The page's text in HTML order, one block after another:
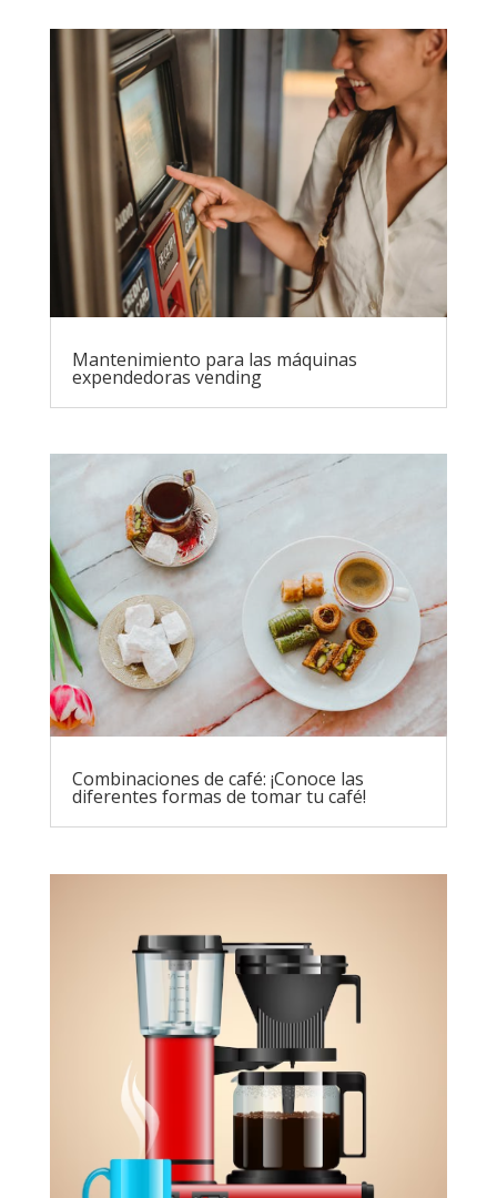
Mantenimiento para las máquinas
expendedoras vending
Combinaciones de café: ¡Conoce las
diferentes formas de tomar tu café!